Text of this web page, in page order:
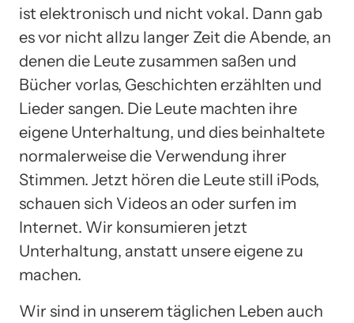
ist elektronisch und nicht vokal. Dann gab
es vor nicht allzu langer Zeit die Abende, an
denen die Leute zusammen saßen und
Bücher vorlas, Geschichten erzählten und
Lieder sangen. Die Leute machten ihre
eigene Unterhaltung, und dies beinhaltete
normalerweise die Verwendung ihrer
Stimmen. Jetzt hören die Leute still iPods,
schauen sich Videos an oder surfen im
Internet. Wir konsumieren jetzt
Unterhaltung, anstatt unsere eigene zu
machen.
Wir sind in unserem täglichen Leben auch